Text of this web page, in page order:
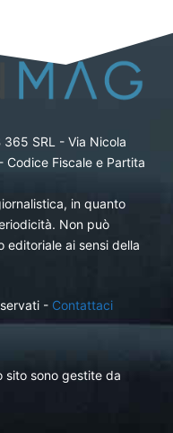
SRL - Via Nicola
Codice Fiscale e Partita
in quanto
Non può
ai sensi della
- Contattaci
sito sono gestite da